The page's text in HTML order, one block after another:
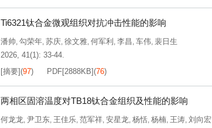
Ti6321钛合金微观组织对抗冲击性能的影响
潘帅, 勾荣年, 苏庆, 徐文雅, 何军利 , 李昌, 车伟, 裴日生
2026, 41(1): 33-44.
[摘要](97) PDF[2888KB](76)
两相区固溶温度对TB18钛合金组织及性能的影响
何龙龙, 尹卫东, 王佳乐, 范军祥, 安星龙, 杨恬, 杨楠, 王涛, 刘向宏